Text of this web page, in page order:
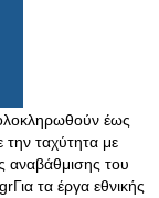
έως
ταχύτητα με
αναβάθμισης του
τα έργα εθνικής